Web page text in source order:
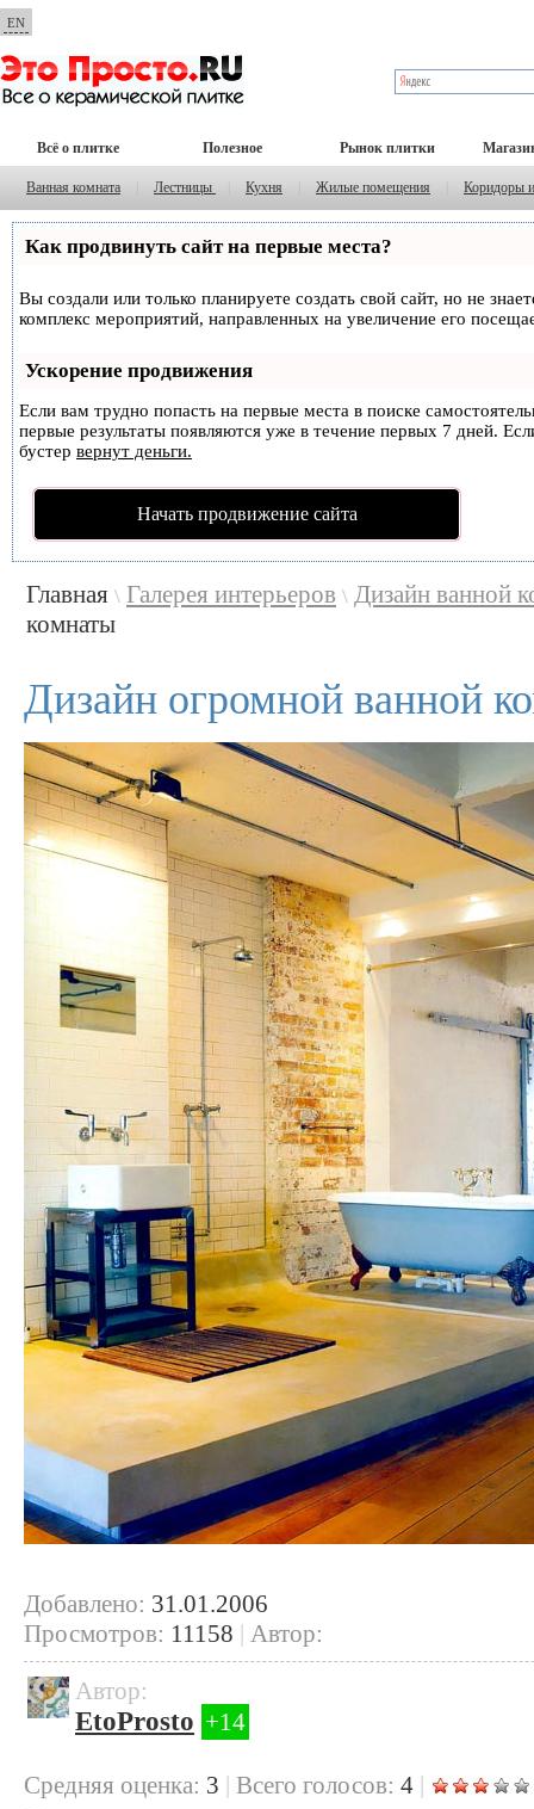
EN
Всё о плитке Полезное Рынок плитки
Ванная комната Лестницы Кухня Жилые помещения Коридоры
Как продвинуть сайт на первые места?
Вы создали или только планируете создать свой сайт, но не
комплекс мероприятий, направленных на увеличение его
Ускорение продвижения
Если вам трудно попасть на первые места в поиске
первые результаты появляются уже в течение первых 7 дней.
бустер вернут деньги.
Начать продвижение сайта
Главная \ Галерея интерьеров \ Дизайн ванной
комнаты
Дизайн огромной ванной
Добавлено: 31.01.2006
Просмотров: 11158 | Автор:
Автор:
EtoProsto +14
Cредняя оценка: 3 | Всего голосов: 4 |